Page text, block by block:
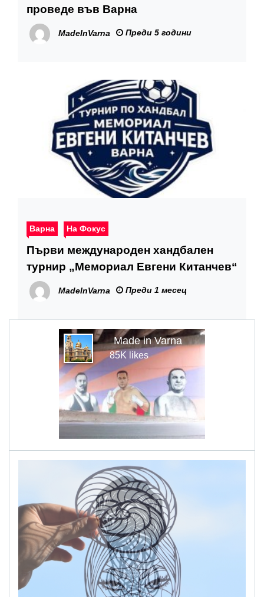
проведе във Варна
MadeInVarna Преди 5 години
Варна На Фокус
Първи международен хандбален
турнир „Мемориал Евгени Китанчев“
MadeInVarna Преди 1 месец
Made in Varna
85K likes